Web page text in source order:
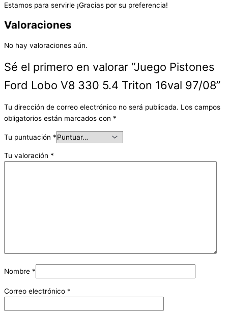
Estamos para servirle ¡Gracias por su preferencia!
Valoraciones
No hay valoraciones aún.
Sé el primero en valorar “Juego Pistones
Ford Lobo V8 330 5.4 Triton 16val 97/08”
Tu dirección de correo electrónico no será publicada. Los campos
obligatorios están marcados con *
Tu puntuación *
Tu valoración *
Nombre *
Correo electrónico *